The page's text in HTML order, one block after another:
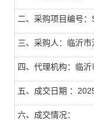
二、采购项目编号
三、采购人：临沂
四、代理机构：临
五、成交日期 ：
六、成交情况：